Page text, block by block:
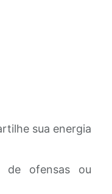
sua energia
de ofensas ou